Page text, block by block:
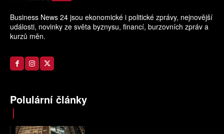
Business News 24 jsou ekonomické i politické zprávy, nejnovější
události, novinky ze světa byznysu, financí, burzovních zpráv a
kurzů měn.
Polulární články